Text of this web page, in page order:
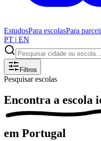
EstudosPara escolasPara
PT | EN
Filtros
Pesquisar escolas
Encontra a escola
em Portugal